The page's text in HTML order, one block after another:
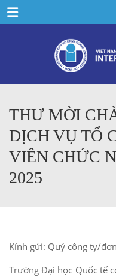
Menu
THƯ MỜI
DỊCH VỤ TỔ
VIÊN CHỨC
2025
Kính gửi: Quý công ty/
Trường Đại học Quốc tế